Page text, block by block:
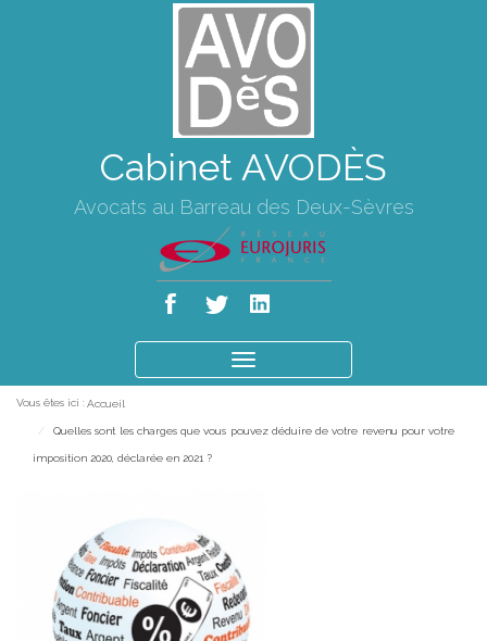
Cabinet AVODÈS
Avocats au Barreau des Deux-Sèvres
le
Vous êtes ici : Accueil
Quelles sont les charges que vous pouvez déduire de votre revenu pour votre
imposition 2020, déclarée en 2021 ?